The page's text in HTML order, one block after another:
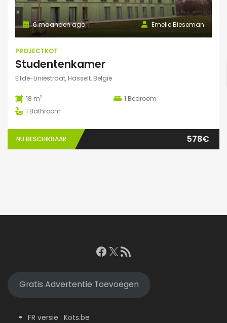
Emelie Bieseman
6 maanden ago
PROJECTKOT
Studentenkamer
Elfde-Liniestraat, Hasselt, België
18 m2 1 Bedroom
1 Bathroom
NU BESCHIKBAAR 578€
Facebook
X RSS feed
Gratis Advertentie Toevoegen
FR versie : Kots.be